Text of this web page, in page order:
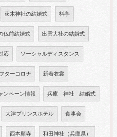
茨木神社の結婚式 料亭
仏前結婚式 出雲大社の結婚式
応 ソーシャルディスタンス
ターコロナ 新着衣裳
ンペーン情報 兵庫 神社 結婚式
大津プリンスホテル 食事会
西本願寺 和田神社（兵庫県）